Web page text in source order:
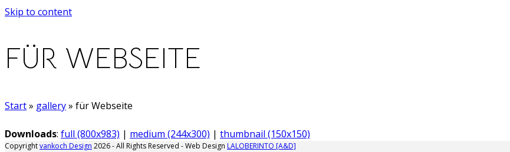
Skip to content
FÜR WEBSEITE
Start» gallery» für Webseite
Downloads: full (800x983) | medium (244x300) | thumbnail (150x150)
Copyrightvankoch Design 2026 - All Rights Reserved - Web Design LALOBERINTO [A&D]